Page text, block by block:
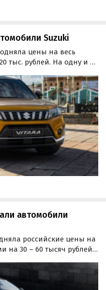
Suzuki
цены на весь
тыс. рублей. На одну и ту
сообщают аналитики.
автомобили
российские цены на
на 30 – 60 тысяч рублей.
южнокорейского